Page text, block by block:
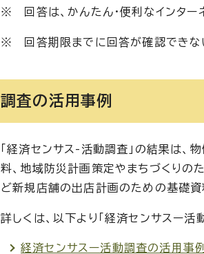
※ 回答は、かんたん・便利なインター
※ 回答期限までに回答が確認できな
調査の活用事例
「経済センサス-活動調査」の結果は
料、地域防災計画策定やまちづくり
ど新規店舗の出店計画のための基礎資
詳しくは、以下より「経済センサスー活
経済センサスー活動調査の活用事例